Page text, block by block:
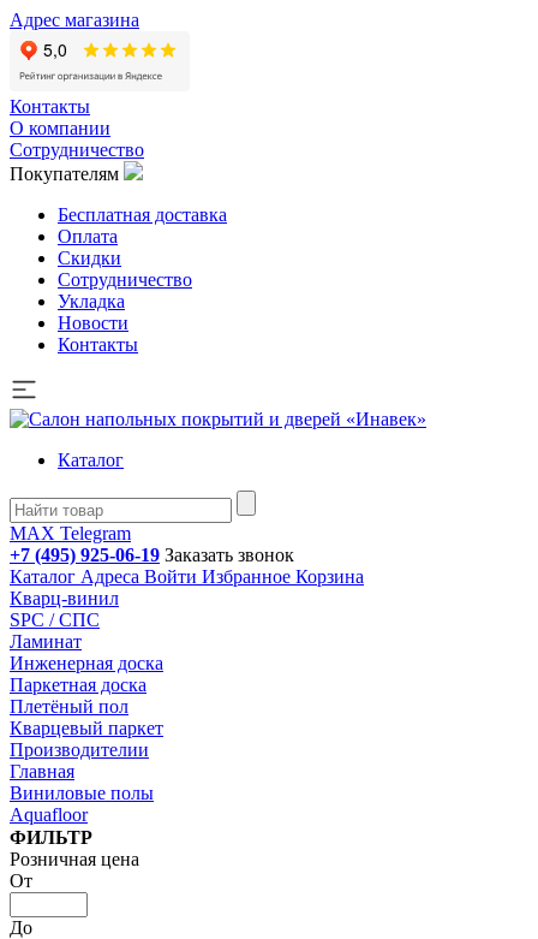
Адрес магазина
Контакты
О компании
Сотрудничество
Покупателям
Бесплатная доставка
Оплата
Скидки
Сотрудничество
Укладка
Новости
Контакты
Каталог
MAX Telegram
+7 (495) 925-06-19 Заказать звонок
Каталог Адреса Войти Избранное Корзина
Кварц-винил
SPC / СПС
Ламинат
Инженерная доска
Паркетная доска
Плетёный пол
Кварцевый паркет
Производителии
Главная
Виниловые полы
Aquafloor
Подбор параметров
ФИЛЬТР
Розничная цена
От
До